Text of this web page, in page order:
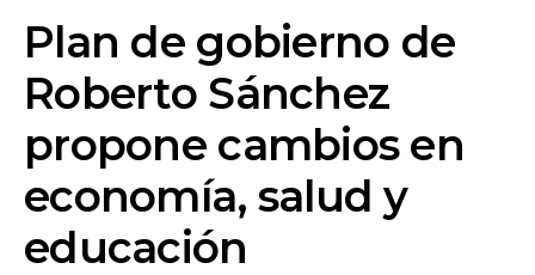
Plan de gobierno de
Roberto Sánchez
propone cambios en
economía, salud y
educación